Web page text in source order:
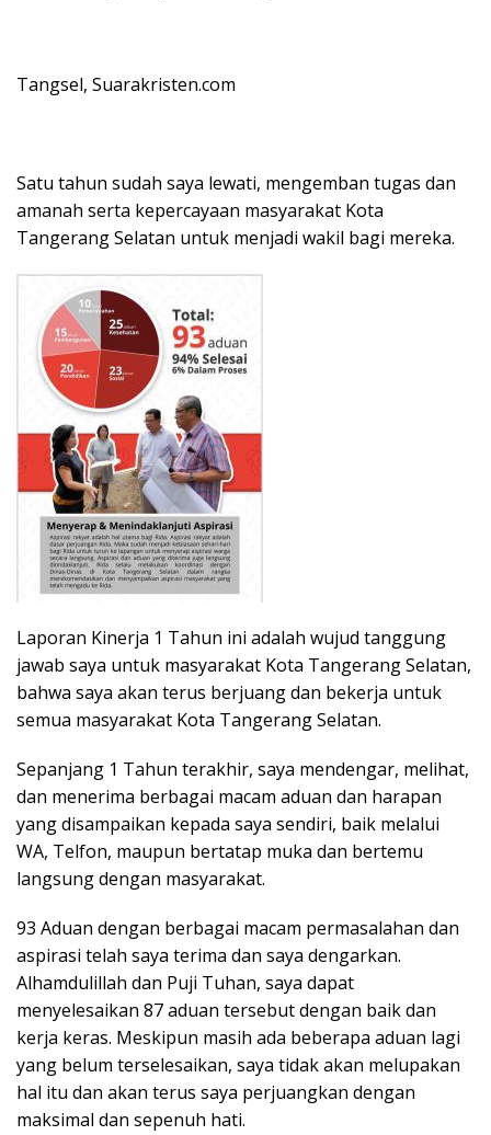
Tangsel, Suarakristen.com
Satu tahun sudah saya lewati, mengemban tugas dan
amanah serta kepercayaan masyarakat Kota
Tangerang Selatan untuk menjadi wakil bagi mereka.
Laporan Kinerja 1 Tahun ini adalah wujud tanggung
jawab saya untuk masyarakat Kota Tangerang Selatan,
bahwa saya akan terus berjuang dan bekerja untuk
semua masyarakat Kota Tangerang Selatan.
Sepanjang 1 Tahun terakhir, saya mendengar, melihat,
dan menerima berbagai macam aduan dan harapan
yang disampaikan kepada saya sendiri, baik melalui
WA, Telfon, maupun bertatap muka dan bertemu
langsung dengan masyarakat.
93 Aduan dengan berbagai macam permasalahan dan
aspirasi telah saya terima dan saya dengarkan.
Alhamdulillah dan Puji Tuhan, saya dapat
menyelesaikan 87 aduan tersebut dengan baik dan
kerja keras. Meskipun masih ada beberapa aduan lagi
yang belum terselesaikan, saya tidak akan melupakan
hal itu dan akan terus saya perjuangkan dengan
maksimal dan sepenuh hati.